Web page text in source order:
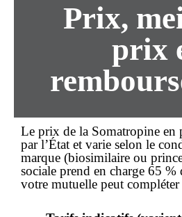
Prix,
prix
Le prix de la Somatropine en
par l’État et varie selon le
marque (biosimilaire ou
sociale prend en charge 65 %
votre mutuelle peut